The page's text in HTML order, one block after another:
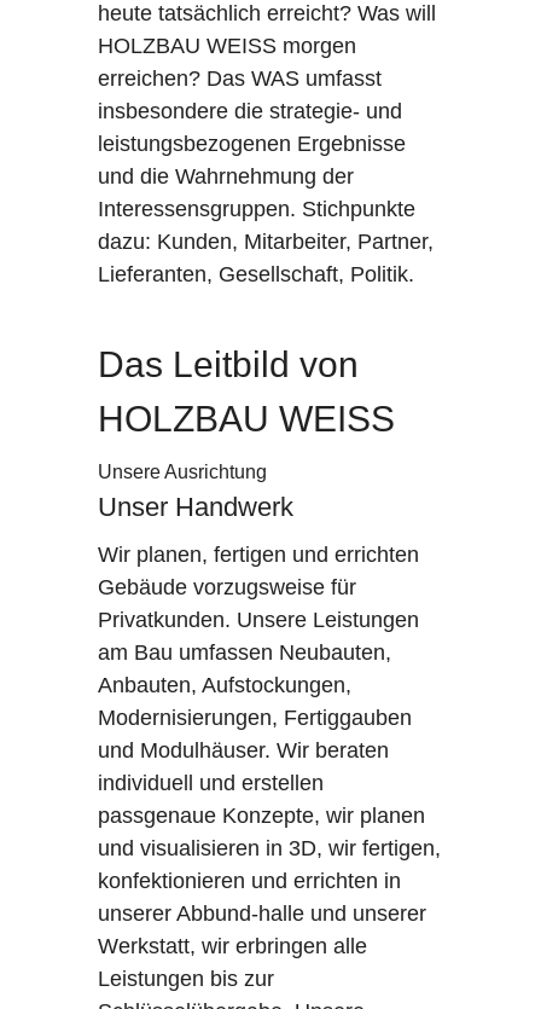
heute tatsächlich erreicht? Was will
HOLZBAU WEISS morgen
erreichen? Das WAS umfasst
insbesondere die strategie- und
leistungsbezogenen Ergebnisse
und die Wahrnehmung der
Interessensgruppen. Stichpunkte
dazu: Kunden, Mitarbeiter, Partner,
Lieferanten, Gesellschaft, Politik.
Das Leitbild von
HOLZBAU WEISS
Unsere Ausrichtung
Unser Handwerk
Wir planen, fertigen und errichten
Gebäude vorzugsweise für
Privatkunden. Unsere Leistungen
am Bau umfassen Neubauten,
Anbauten, Aufstockungen,
Modernisierungen, Fertiggauben
und Modulhäuser. Wir beraten
individuell und erstellen
passgenaue Konzepte, wir planen
und visualisieren in 3D, wir fertigen,
konfektionieren und errichten in
unserer Abbund-halle und unserer
Werkstatt, wir erbringen alle
Leistungen bis zur